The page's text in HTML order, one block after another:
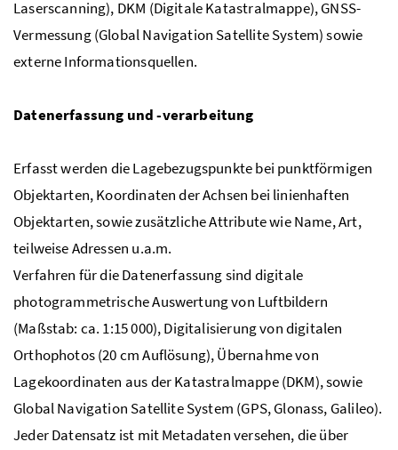
Laserscanning), DKM (Digitale Katastralmappe), GNSS-
Vermessung (Global Navigation Satellite System) sowie
externe Informationsquellen.
Datenerfassung und -verarbeitung
Erfasst werden die Lagebezugspunkte bei punktförmigen
Objektarten, Koordinaten der Achsen bei linienhaften
Objektarten, sowie zusätzliche Attribute wie Name, Art,
teilweise Adressen u.a.m.
Verfahren für die Datenerfassung sind digitale
photogrammetrische Auswertung von Luftbildern
(Maßstab: ca. 1:15 000), Digitalisierung von digitalen
Orthophotos (20 cm Auflösung), Übernahme von
Lagekoordinaten aus der Katastralmappe (DKM), sowie
Global Navigation Satellite System (GPS, Glonass, Galileo).
Jeder Datensatz ist mit Metadaten versehen, die über